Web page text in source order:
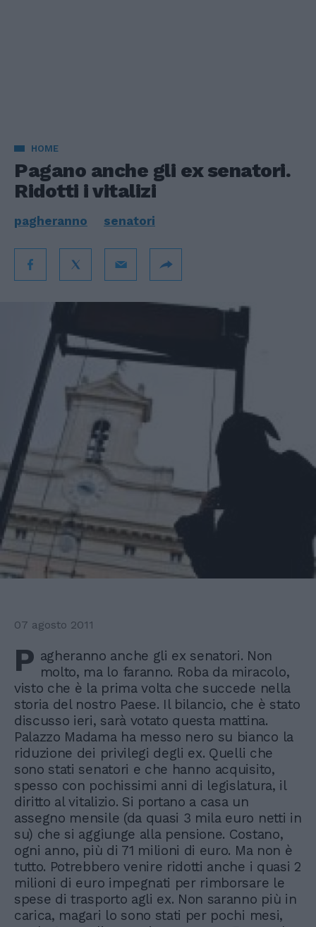
HOME
Pagano anche gli ex senatori.
Ridotti i vitalizi
pagheranno senatori
07 agosto 2011
P agheranno anche gli ex senatori. Non
molto, ma lo faranno. Roba da miracolo,
visto che è la prima volta che succede nella
storia del nostro Paese. Il bilancio, che è stato
discusso ieri, sarà votato questa mattina.
Palazzo Madama ha messo nero su bianco la
riduzione dei privilegi degli ex. Quelli che
sono stati senatori e che hanno acquisito,
spesso con pochissimi anni di legislatura, il
diritto al vitalizio. Si portano a casa un
assegno mensile (da quasi 3 mila euro netti in
su) che si aggiunge alla pensione. Costano,
ogni anno, più di 71 milioni di euro. Ma non è
tutto. Potrebbero venire ridotti anche i quasi 2
milioni di euro impegnati per rimborsare le
spese di trasporto agli ex. Non saranno più in
carica, magari lo sono stati per pochi mesi,